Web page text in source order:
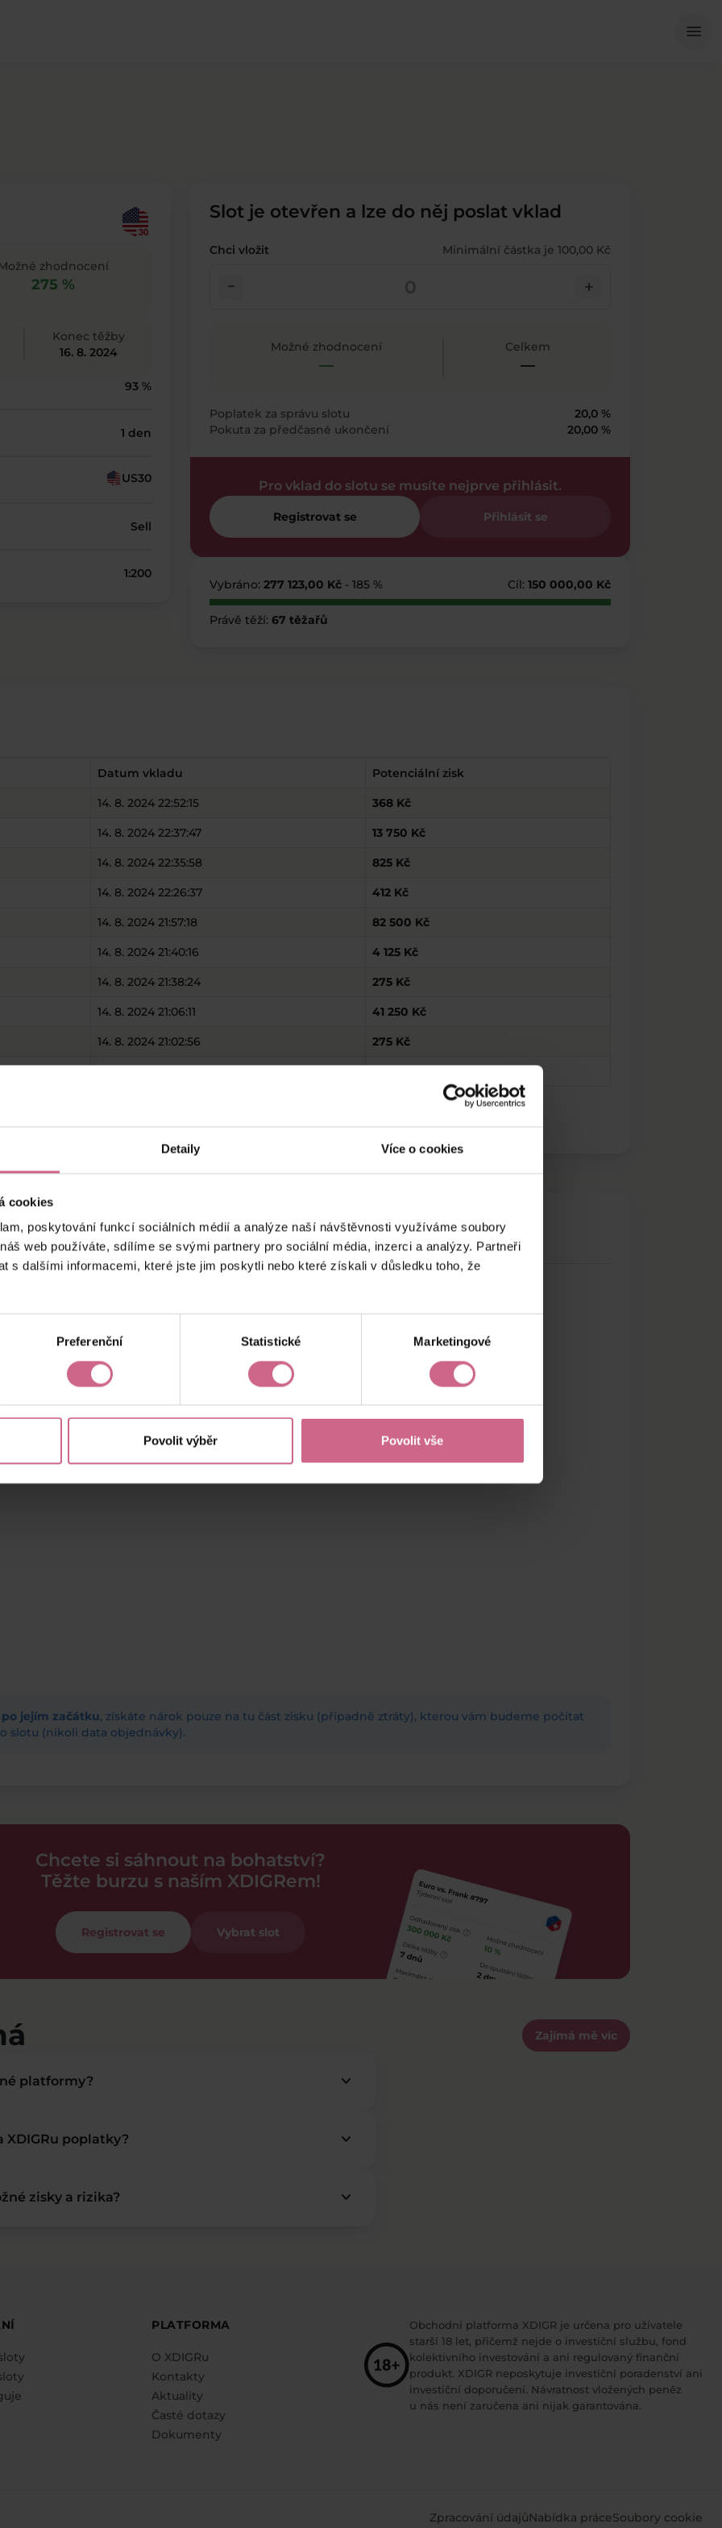
Detaily Více o cookies
cookies
poskytování funkcí sociálních médií a analýze naší návštěvnosti využíváme soubory
web používáte, sdílíme se svými partnery pro sociální média, inzerci a analýzy. Partneři
s dalšími informacemi, které jste jim poskytli nebo které získali v důsledku toho, že
Preferenční Statistické Marketingové
Povolit výběr Povolit vše
menu
Možné zhodnocení
275 %
Konec těžby
16. 8. 2024
93 %
1 den
US30
Sell
1:200
Slot je otevřen a lze do něj poslat vklad
Chci vložit Minimální částka je 100,00 Kč
check_indeterminate_small add
Možné zhodnocení
—
Celkem
—
Poplatek za správu slotu
20,0 %
Pokuta za předčasné ukončení
20,00 %
Pro vklad do slotu se musíte nejprve přihlásit.
Registrovat se Přihlásit se
Vybráno: 277 123,00 Kč - 185 % Cíl: 150 000,00 Kč
Právě těží: 67 těžařů
Datum vkladu Potenciální zisk
14. 8. 2024 22:52:15 368 Kč
14. 8. 2024 22:37:47 13 750 Kč
14. 8. 2024 22:35:58 825 Kč
14. 8. 2024 22:26:37 412 Kč
14. 8. 2024 21:57:18 82 500 Kč
14. 8. 2024 21:40:16 4 125 Kč
14. 8. 2024 21:38:24 275 Kč
14. 8. 2024 21:06:11 41 250 Kč
14. 8. 2024 21:02:56 275 Kč
jejím začátku, získáte nárok pouze na tu část zisku (případně ztráty), kterou vám budeme počítat
slotu (nikoli data objednávky).
Chcete si sáhnout na bohatství?
Těžte burzu s naším XDIGRem!
Registrovat se Vybrat slot
Zajímá mě víc
platformy? keyboard_arrow_down
XDIGRu poplatky? keyboard_arrow_down
zisky a rizika? keyboard_arrow_down
PLATFORMA
O XDIGRu
Kontakty
Aktuality
Časté dotazy
Dokumenty
Obchodní platforma XDIGR je určena pro uživatele
starší 18 let, přičemž nejde o investiční službu, fond
kolektivního investování a ani regulovaný finanční
produkt. XDIGR neposkytuje investiční poradenství ani
investiční doporučení. Návratnost vložených peněz
u nás není zaručena ani nijak garantována.
Zpracování údajůNabídka práceSoubory cookie